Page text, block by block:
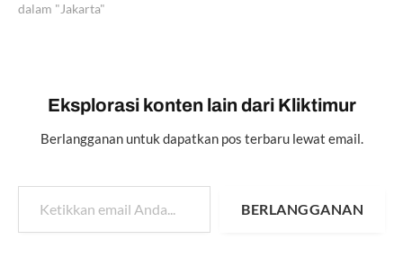
dalam "Jakarta"
Eksplorasi konten lain dari Kliktimur
Berlangganan untuk dapatkan pos terbaru lewat email.
Ketikkan email Anda...
BERLANGGANAN